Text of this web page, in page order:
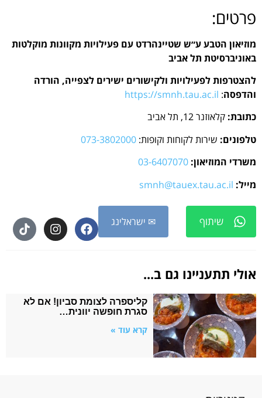
פרטים:
מוזיאון הטבע ע״ש שטיינהרדט עם פעילויות מקוונות מוקלטות
באוניברסיטת תל אביב
להצטרפות לפעילויות ולקישורים ישירים לצפייה, הורדה
והדפסה:
https://smnh.tau.ac.il
כתובת: קלאוזנר 12, תל אביב
טלפונים: שירות לקוחות וקופות: 073-3802000
משרדי המוזיאון: 03-6407070
מייל: smnh@tauex.tau.ac.il
שיתוף ✉ ישראלינג
אולי תתעניינו גם ב...
קליספרה לצומת סביון! אם לא
סגרת חופשה יוונית…
קרא עוד »